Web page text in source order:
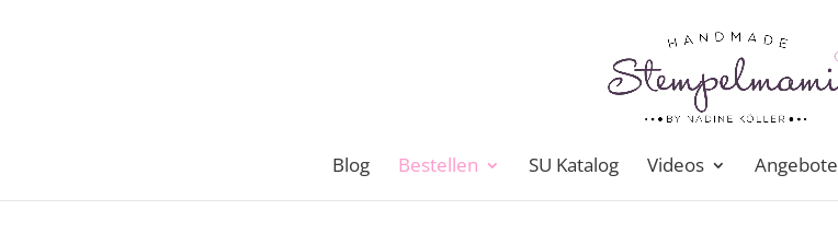
Blog Bestellen SU Katalog Videos Angebote